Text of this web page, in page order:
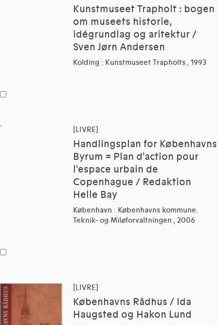
Kunstmuseet Trapholt : bogen
om museets historie,
idégrundlag og aritektur /
Sven Jørn Andersen
Kolding : Kunstmuseet Trapholts , 1993
[LIVRE]
Handlingsplan for Københavns
Byrum = Plan d'action pour
l'espace urbain de
Copenhague / Redaktion
Helle Bay
København : Københavns kommune.
Teknik- og Miløforvaltningen , 2006
[LIVRE]
Københavns Rådhus / Ida
Haugsted og Hakon Lund